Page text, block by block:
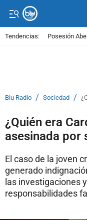
Tendencias: Posesión
Blu Radio / Sociedad /
¿Quién era
asesinada por
El caso de la joven
generado
las investigaciones
responsabilidades